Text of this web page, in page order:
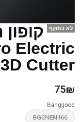
לא בתוקף
Electric
Cutter
75₪
Banggood
BGCNEN166